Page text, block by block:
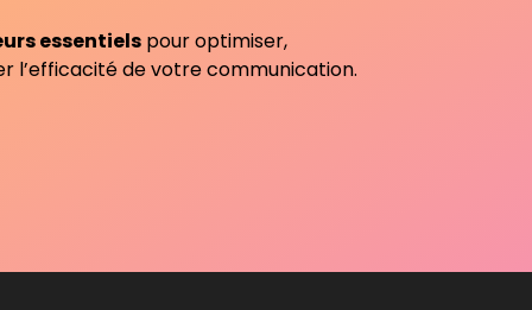
essentiels pour optimiser,
l’efficacité de votre communication.